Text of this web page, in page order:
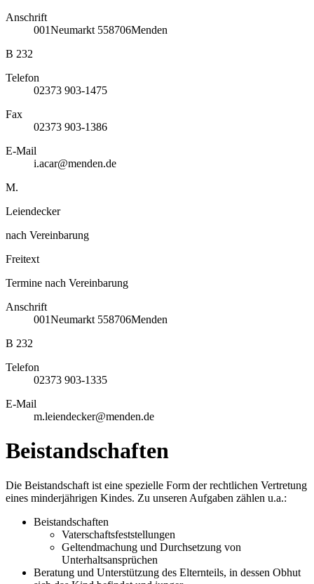
Anschrift
001Neumarkt 558706Menden
B 232
Telefon
02373 903-1475
Fax
02373 903-1386
E-Mail
i.acar@menden.de
M.
Leiendecker
nach Vereinbarung
Freitext
Termine nach Vereinbarung
Anschrift
001Neumarkt 558706Menden
B 232
Telefon
02373 903-1335
E-Mail
m.leiendecker@menden.de
Beistandschaften
Die Beistandschaft ist eine spezielle Form der rechtlichen Vertretung
eines minderjährigen Kindes. Zu unseren Aufgaben zählen u.a.:
Beistandschaften
Vaterschaftsfeststellungen
Geltendmachung und Durchsetzung von
Unterhaltsansprüchen
Beratung und Unterstützung des Elternteils, in dessen Obhut